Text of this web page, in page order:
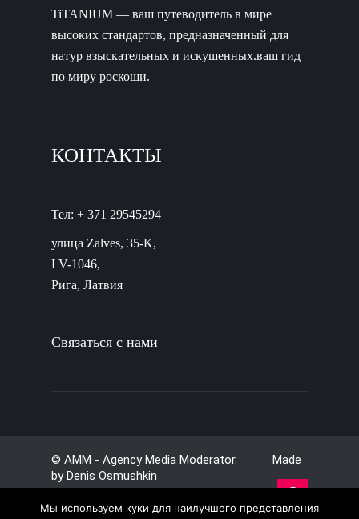
TiTANIUM — ваш путеводитель в мире
высоких стандартов, предназначенный для
натур взыскательных и искушенных.ваш гид
по миру роскоши.
КОНТАКТЫ
Тел: + 371 29545294
улица Zalves, 35-K,
LV-1046,
Рига, Латвия
Связаться с нами
© AMM - Agency Media Moderator. Made
byDenis Osmushkin
Мы используем куки для наилучшего представления